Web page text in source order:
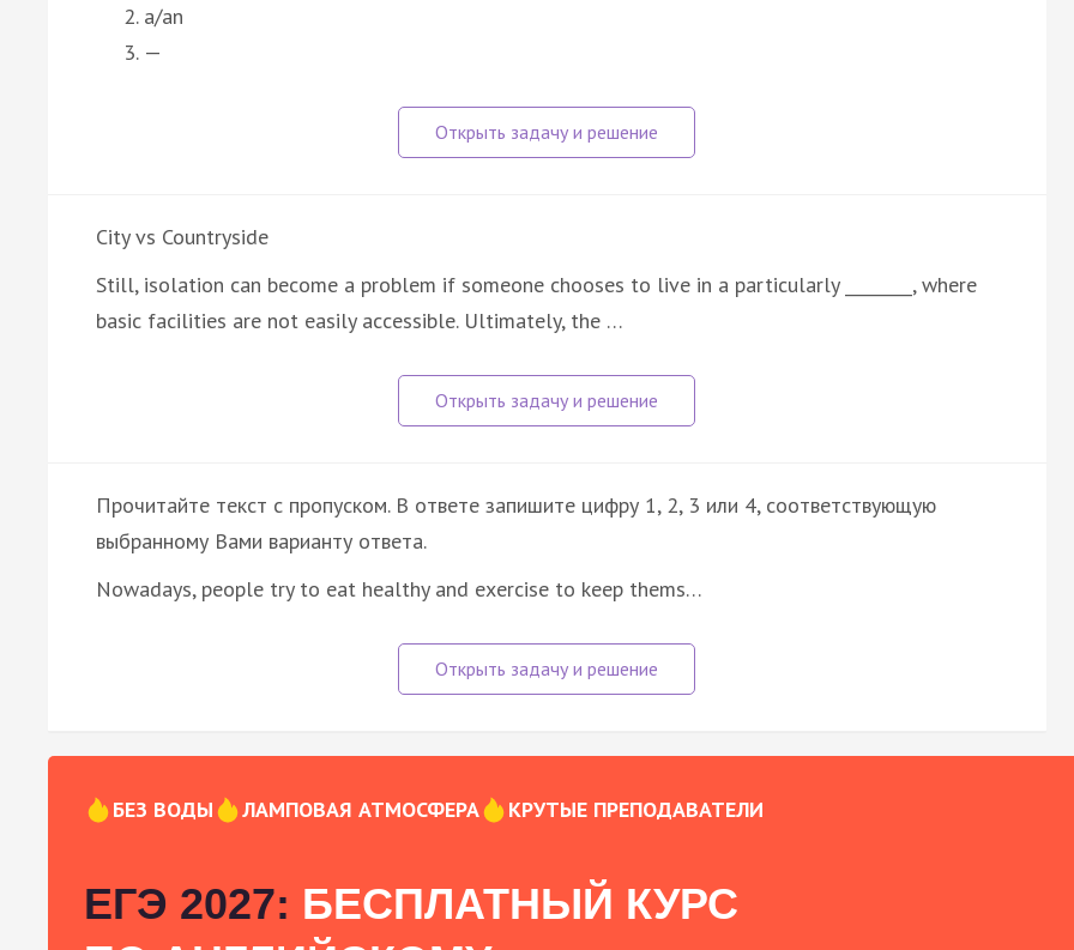
a/an
—
City vs Countryside
Still, isolation can become a problem if someone chooses to live in a particularly ________, where
basic facilities are not easily accessible. Ultimately, the …
Прочитайте текст с пропуском. В ответе запишите цифру 1, 2, 3 или 4, соответствующую
выбранному Вами варианту ответа.
Nowadays, people try to eat healthy and exercise to keep thems…
БЕЗ ВОДЫ ЛАМПОВАЯ АТМОСФЕРА КРУТЫЕ ПРЕПОДАВАТЕЛИ
ЕГЭ 2027: БЕСПЛАТНЫЙ КУРС